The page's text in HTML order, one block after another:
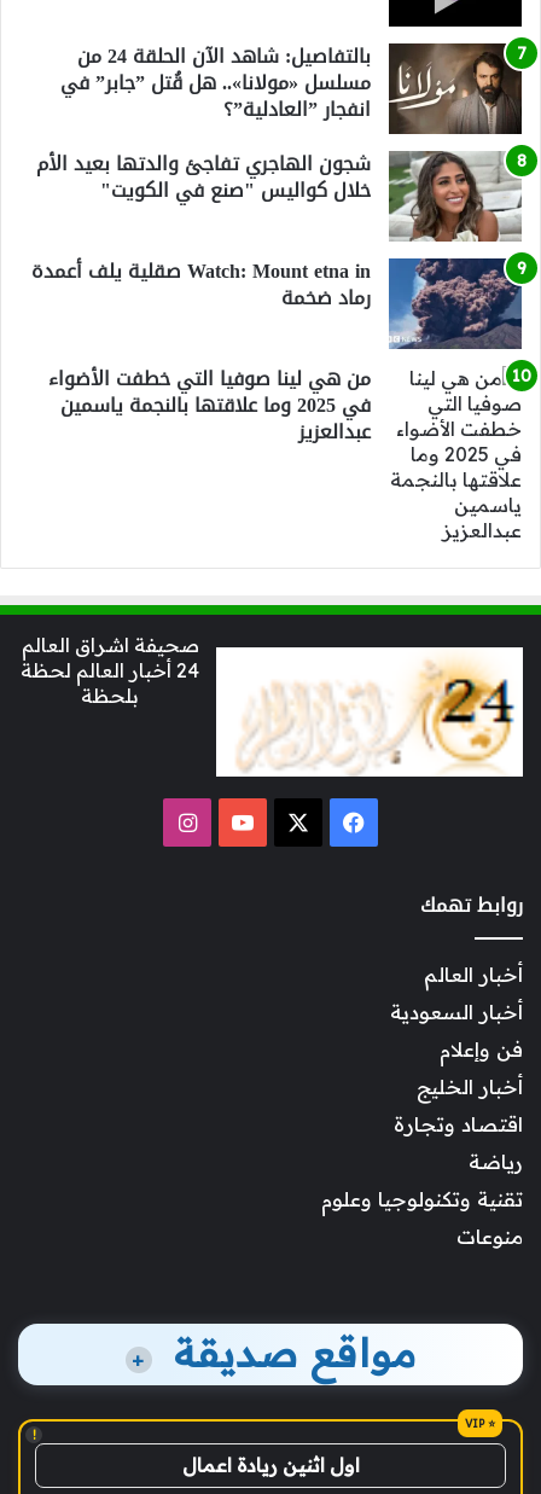
بالتفاصيل: شاهد الآن الحلقة 24 من
مسلسل «مولانا».. هل قُتل ”جابر” في
انفجار ”العادلية”؟
شجون الهاجري تفاجئ والدتها بعيد الأم
خلال كواليس "صنع في الكويت"
Watch: Mount etna in صقلية يلف أعمدة
رماد ضخمة
من هي لينا صوفيا التي خطفت الأضواء
في 2025 وما علاقتها بالنجمة ياسمين
عبدالعزيز
صحيفة اشراق العالم
24 أخبار العالم لحظة
بلحظة
فيسبوك ‫YouTubeانستقرام
روابط تهمك
أخبار العالم
أخبار السعودية
فن وإعلام
أخبار الخليج
اقتصاد وتجارة
رياضة
تقنية وتكنولوجيا وعلوم
منوعات
مواقع صديقة +
!
اول اثنين ريادة اعمال